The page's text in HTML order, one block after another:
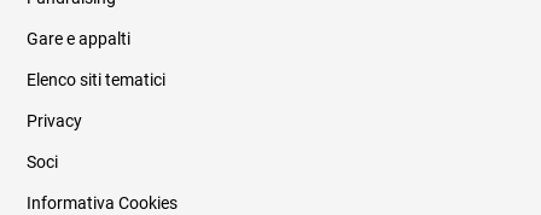
Informazioni legali e trasparenza
Gare e appalti
Elenco siti tematici
Privacy
Soci
Informativa Cookies